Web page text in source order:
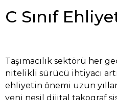
C Sınıf
Taşımacılık sektörü her
nitelikli sürücü ihtiyacı
ehliyetin önemi uzun
yeni nesil dijital takograf